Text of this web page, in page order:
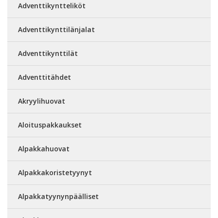
Adventtikyntteliköt
Adventtikynttilänjalat
Adventtikynttilät
Adventtitähdet
Akryylihuovat
Aloituspakkaukset
Alpakkahuovat
Alpakkakoristetyynyt
Alpakkatyynynpäälliset